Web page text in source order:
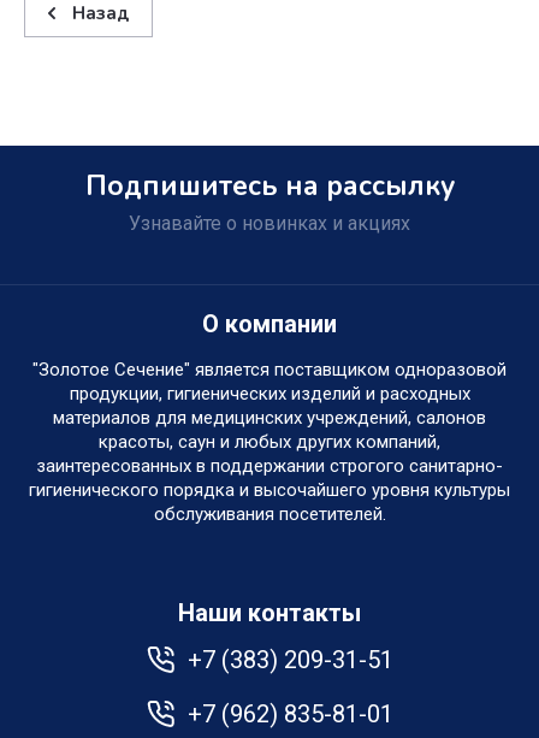
Назад
Подпишитесь на рассылку
Узнавайте о новинках и акциях
О компании
"Золотое Сечение" является поставщиком одноразовой
продукции, гигиенических изделий и расходных
материалов для медицинских учреждений, салонов
красоты, саун и любых других компаний,
заинтересованных в поддержании строгого санитарно-
гигиенического порядка и высочайшего уровня культуры
обслуживания посетителей.
Наши контакты
+7 (383) 209-31-51
+7 (962) 835-81-01